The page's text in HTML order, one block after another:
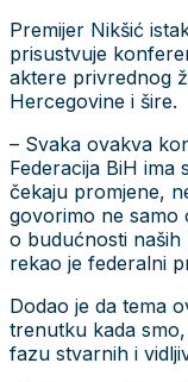
Premijer Nikšić
prisustvuje
aktere privrednog
Hercegovine i šire.
– Svaka ovakva
Federacija BiH ima
čekaju promjene,
govorimo ne samo
o budućnosti naših
rekao je federalni
Dodao je da tema
trenutku kada
fazu stvarnih i